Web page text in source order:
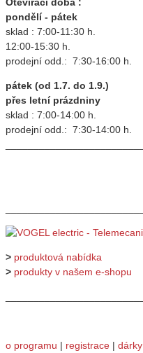
pondělí - pátek
sklad : 7:00-11:30 h.
12:00-15:30 h.
prodejní odd.: 7:30-16:00 h.
pátek (od 1.7. do 1.9.)
přes letní prázdniny
sklad : 7:00-14:00 h.
prodejní odd.: 7:30-14:00 h.
> produktová nabídka
> produkty v našem e-shopu
o programu | registrace | dárky